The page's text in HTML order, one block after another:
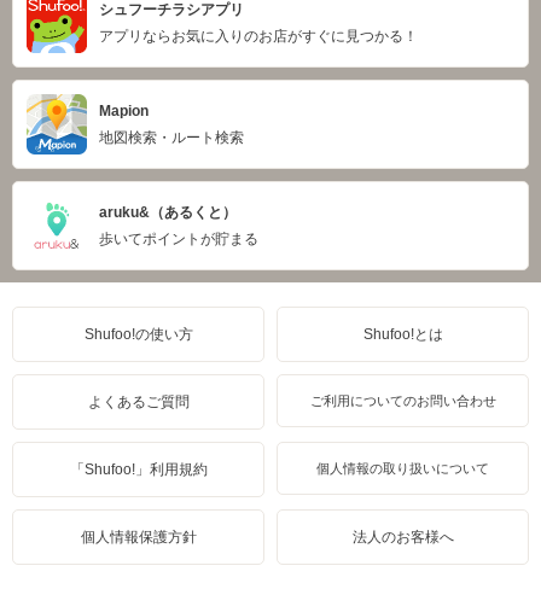
シュフーチラシアプリ
アプリならお気に入りのお店がすぐに見つかる！
Mapion
地図検索・ルート検索
aruku&（あるくと）
歩いてポイントが貯まる
Shufoo!の使い方 Shufoo!とは
よくあるご質問 ご利用についてのお問い合わせ
「Shufoo!」利用規約 個人情報の取り扱いについて
個人情報保護方針 法人のお客様へ